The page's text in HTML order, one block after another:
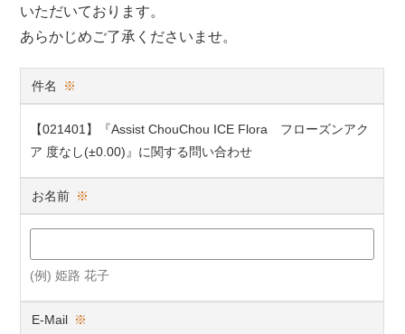
いただいております。
あらかじめご了承くださいませ。
件名 ※
【021401】『Assist ChouChou ICE Flora フローズンアク
ア 度なし(±0.00)』に関する問い合わせ
お名前 ※
(例) 姫路 花子
E-Mail ※